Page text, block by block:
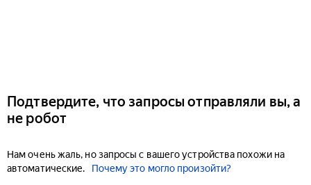
Подтвердите, что запросы отправляли вы, а
не робот
Нам очень жаль, но запросы с вашего устройства похожи на
автоматические.
Почему это могло произойти?